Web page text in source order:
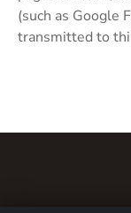
(such as Google
transmitted to